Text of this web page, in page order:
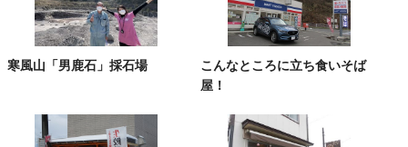
寒風山「男鹿石」採石場
こんなところに立ち食いそば
屋！